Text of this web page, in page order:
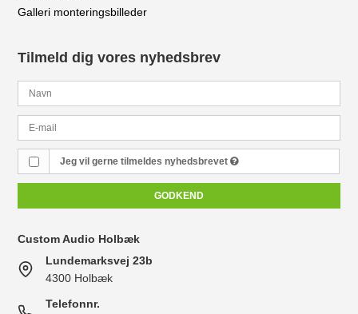
Galleri monteringsbilleder
Tilmeld dig vores nyhedsbrev
Jeg vil gerne tilmeldes nyhedsbrevet
GODKEND
Custom Audio Holbæk
Lundemarksvej 23b
4300 Holbæk
Telefonnr.